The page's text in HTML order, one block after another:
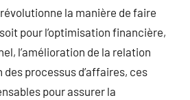
la manière de faire
pour l’optimisation financière,
l’amélioration de la relation
des processus d’affaires, ces
pour assurer la